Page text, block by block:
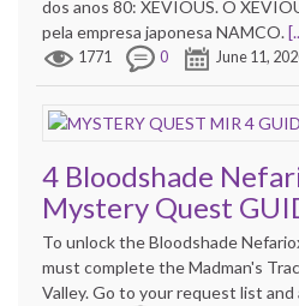
dos anos 80: XEVIOUS. O
pela empresa japonesa NAMCO.
1771 0 June 11,
4 Bloodshade
Mystery Quest
To unlock the Bloodshade
must complete the Madman's
Valley. Go to your request list and